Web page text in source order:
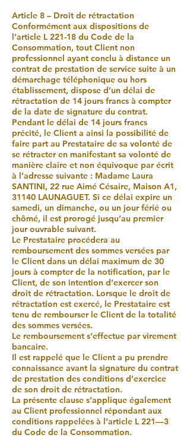
Article 8 – Droit de rétractation
Conformément aux dispositions de
l’article L 221-18 du Code de la
Consommation, tout Client non
professionnel ayant conclu à distance un
contrat de prestation de service suite à un
démarchage téléphonique ou hors
établissement, dispose d’un délai de
rétractation de 14 jours francs à compter
de la date de signature du contrat.
Pendant le délai de 14 jours francs
précité, le Client a ainsi la possibilité de
faire part au Prestataire de sa volonté de
se rétracter en manifestant sa volonté de
manière claire et non équivoque par écrit
à l’adresse suivante : Madame Laura
SANTINI, 22 rue Aimé Césaire, Maison A1,
31140 LAUNAGUET. Si ce délai expire un
samedi, un dimanche, ou un jour férié ou
chômé, il est prorogé jusqu’au premier
jour ouvrable suivant.
Le Prestataire procédera au
remboursement des sommes versées par
le Client dans un délai maximum de 30
jours à compter de la notification, par le
Client, de son intention d’exercer son
droit de rétractation. Lorsque le droit de
rétractation est exercé, le Prestataire est
tenu de rembourser le Client de la totalité
des sommes versées.
Le remboursement s’effectue par virement
bancaire.
Il est rappelé que le Client a pu prendre
connaissance avant la signature du contrat
de prestation des conditions d’exercice
de son droit de rétractation.
La présente clause s’applique également
au Client professionnel répondant aux
conditions rappelées à l’article L 221—3
du Code de la Consommation.